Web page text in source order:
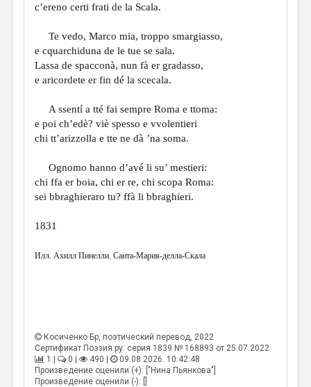
c’ereno certi frati de la Scala.
Te vedo, Marco mia, troppo smargiasso,
e cquarchiduna de le tue se sala.
Lassa de spacconà, nun fà er gradasso,
e aricordete er fin dé la scecala.
A ssentí a tté fai sempre Roma e ttoma:
e poi ch’edè? viè spesso e vvolentieri
chi tt’arizzolla e tte ne dà ’na soma.
Ognomo hanno d’avé li su’ mestieri:
chi ffa er boia, chi er re, chi scopa Roma:
sei bbraghieraro tu? ffà li bbraghieri.
1831
Илл. Ахилл Пинелли. Санта-Мария-делла-Скала
Косиченко Бр , поэтический перевод, 2022
Сертификат Поэзия.ру: серия 1839 № 168893 от 25.07.2022
1 |
0 | 490 |
09.08.2026. 10:42:48
Произведение оценили (+): ["Нина Пьянкова"]
Произведение оценили (-): []